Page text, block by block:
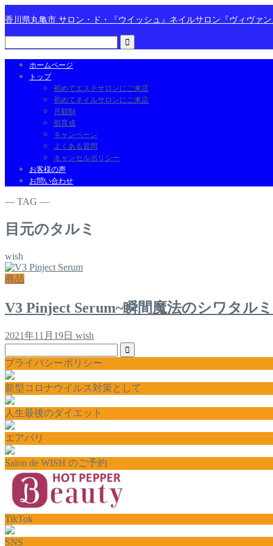
香川県丸亀市 サロン・ド・『ウイッシュ』ネイルサロン『ヴィヴァ
ホームページ
トップ
初めてエステサロンにご来店
初めてネイルサロンにご来店
月額制
肌育成
キャンペーン
よくある質問
キャンセルポリシー
お客様の声
お問い合わせ
― TAG ―
目元のタルミ
wish
商品
V3 Pinject Serum~瞬間魔法のシワタル
2021年11月19日 wish
プライバシーポリシー
新型コロナウイルス対策として
人生最後のダイエット
エアバリ
Salon de WISH のご予約
TikTok
SNS